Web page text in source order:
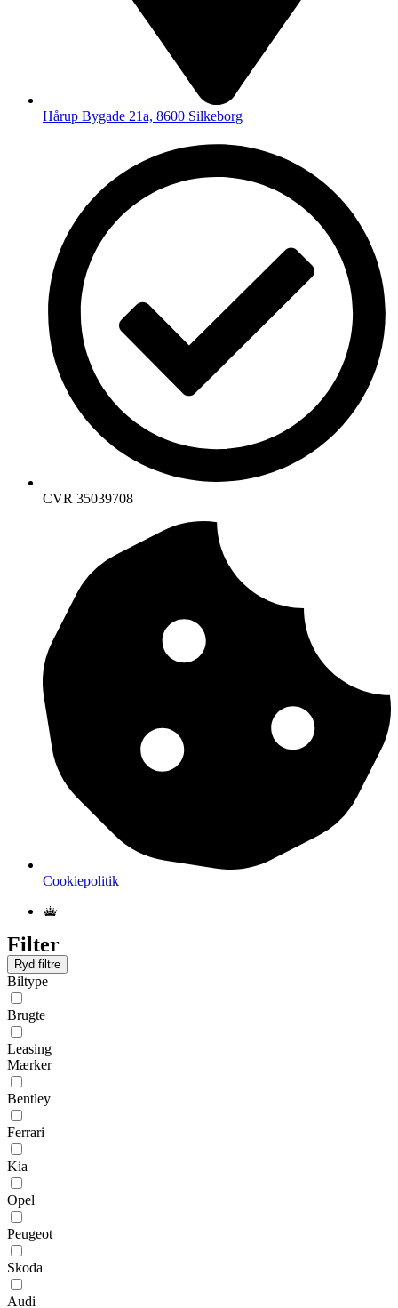
Hårup Bygade 21a, 8600 Silkeborg
CVR 35039708
Cookiepolitik
Filter
Ryd filtre
Biltype
Brugte
Leasing
Mærker
Bentley
Ferrari
Kia
Opel
Peugeot
Skoda
Audi